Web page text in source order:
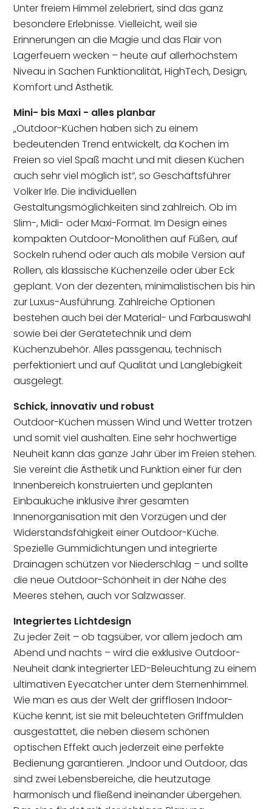
Unter freiem Himmel zelebriert, sind das ganz
besondere Erlebnisse. Vielleicht, weil sie
Erinnerungen an die Magie und das Flair von
Lagerfeuern wecken – heute auf allerhöchstem
Niveau in Sachen Funktionalität, HighTech, Design,
Komfort und Ästhetik.
Mini- bis Maxi - alles planbar
„Outdoor-Küchen haben sich zu einem
bedeutenden Trend entwickelt, da Kochen im
Freien so viel Spaß macht und mit diesen Küchen
auch sehr viel möglich ist“, so Geschäftsführer
Volker Irle. Die individuellen
Gestaltungsmöglichkeiten sind zahlreich. Ob im
Slim-, Midi- oder Maxi-Format. Im Design eines
kompakten Outdoor-Monolithen auf Füßen, auf
Sockeln ruhend oder auch als mobile Version auf
Rollen, als klassische Küchenzeile oder über Eck
geplant. Von der dezenten, minimalistischen bis hin
zur Luxus-Ausführung. Zahlreiche Optionen
bestehen auch bei der Material- und Farbauswahl
sowie bei der Gerätetechnik und dem
Küchenzubehör. Alles passgenau, technisch
perfektioniert und auf Qualität und Langlebigkeit
ausgelegt.
Schick, innovativ und robust
Outdoor-Küchen müssen Wind und Wetter trotzen
und somit viel aushalten. Eine sehr hochwertige
Neuheit kann das ganze Jahr über im Freien stehen.
Sie vereint die Ästhetik und Funktion einer für den
Innenbereich konstruierten und geplanten
Einbauküche inklusive ihrer gesamten
Innenorganisation mit den Vorzügen und der
Widerstandsfähigkeit einer Outdoor-Küche.
Spezielle Gummidichtungen und integrierte
Drainagen schützen vor Niederschlag – und sollte
die neue Outdoor-Schönheit in der Nähe des
Meeres stehen, auch vor Salzwasser.
Integriertes Lichtdesign
Zu jeder Zeit – ob tagsüber, vor allem jedoch am
Abend und nachts – wird die exklusive Outdoor-
Neuheit dank integrierter LED-Beleuchtung zu einem
ultimativen Eyecatcher unter dem Sternenhimmel.
Wie man es aus der Welt der grifflosen Indoor-
Küche kennt, ist sie mit beleuchteten Griffmulden
ausgestattet, die neben diesem schönen
optischen Effekt auch jederzeit eine perfekte
Bedienung garantieren. „Indoor und Outdoor, das
sind zwei Lebensbereiche, die heutzutage
harmonisch und fließend ineinander übergehen.